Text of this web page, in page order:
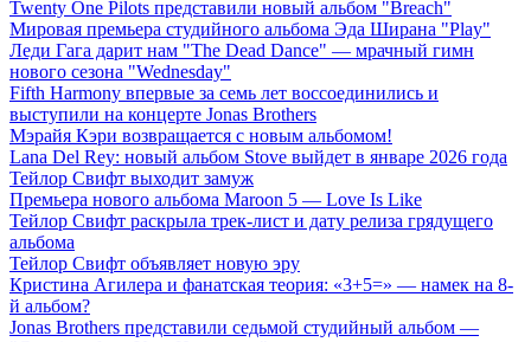
Twenty One Pilots представили новый альбом "Breach"
Мировая премьера студийного альбома Эда Ширана "Play"
Леди Гага дарит нам "The Dead Dance" — мрачный гимн
нового сезона "Wednesday"
Fifth Harmony впервые за семь лет воссоединились и
выступили на концерте Jonas Brothers
Мэрайя Кэри возвращается с новым альбомом!
Lana Del Rey: новый альбом Stove выйдет в январе 2026 года
Тейлор Свифт выходит замуж
Премьера нового альбома Maroon 5 — Love Is Like
Тейлор Свифт раскрыла трек-лист и дату релиза грядущего
альбома
Тейлор Свифт объявляет новую эру
Кристина Агилера и фанатская теория: «3+5=» — намек на 8-
й альбом?
Jonas Brothers представили седьмой студийный альбом —